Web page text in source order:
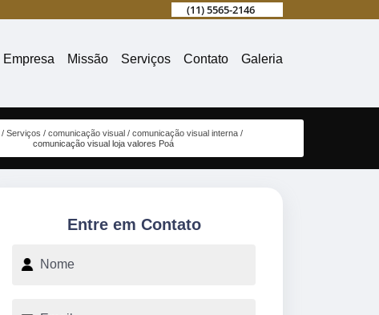
(11) 5565-2146
Empresa Missão Serviços Contato Galeria
Serviços comunicação visual
comunicação visual interna
comunicação visual loja valores Poá
Entre em Contato